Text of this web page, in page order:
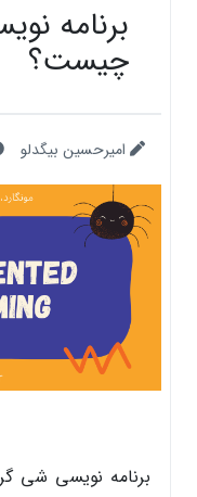
برنامه
چیست؟
امیرحسین بیگدلو